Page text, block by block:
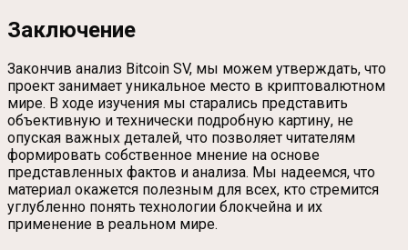
Заключение
Закончив анализ Bitcoin SV, мы можем утверждать, что
проект занимает уникальное место в криптовалютном
мире. В ходе изучения мы старались представить
объективную и технически подробную картину, не
опуская важных деталей, что позволяет читателям
формировать собственное мнение на основе
представленных фактов и анализа. Мы надеемся, что
материал окажется полезным для всех, кто стремится
углубленно понять технологии блокчейна и их
применение в реальном мире.